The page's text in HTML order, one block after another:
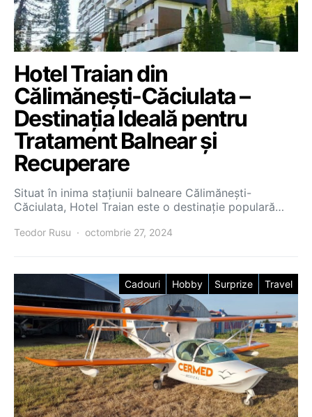
Hotel Traian din
Călimănești-Căciulata –
Destinația Ideală pentru
Tratament Balnear și
Recuperare
Situat în inima stațiunii balneare Călimănești-
Căciulata, Hotel Traian este o destinație populară…
Teodor Rusu octombrie 27, 2024
Cadouri Hobby Surprize Travel